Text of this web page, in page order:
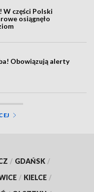
części Polski
osiągnęło
Obowiązują alerty
/ GDAŃSK /
/ KIELCE /